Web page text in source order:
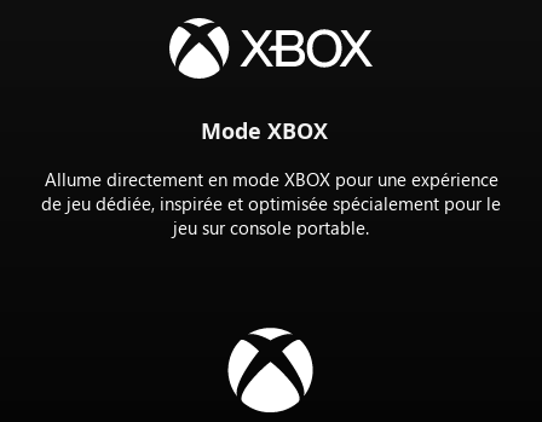
Ally
X
Mode XBOX
Allume directement en mode XBOX pour une expérience
de jeu dédiée, inspirée et optimisée spécialement pour le
jeu sur console portable.